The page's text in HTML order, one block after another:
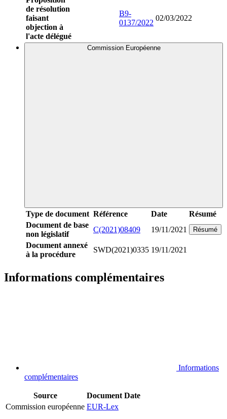
de résolution
faisant
objection à
l'acte délégué
B9-
0137/2022
02/03/2022
Commission Européenne
Type de document Référence Date
Résumé
Document de base
non législatif
C(2021)08409 19/11/2021 Résumé
Document annexé
à la procédure
SWD(2021)0335 19/11/2021
Informations complémentaires
Informations
complémentaires
Source Document Date
Commission européenne EUR-Lex